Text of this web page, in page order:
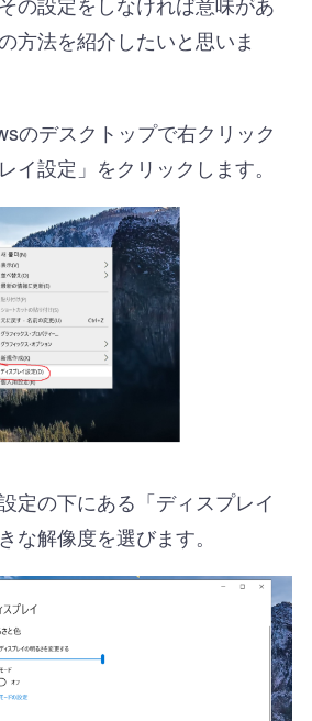
方法を紹介したいと思いま
のデスクトップで右クリック
イ設定」をクリックします。
定の下にある「ディスプレイ
な解像度を選びます。